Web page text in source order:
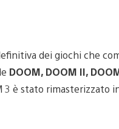
dei giochi che
DOOM, DOOM II,
3 è stato rimasterizzato